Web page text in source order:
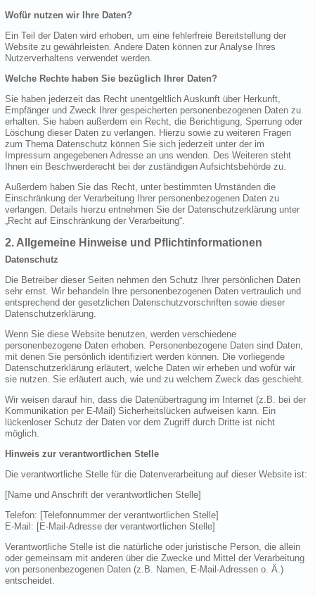
Wofür nutzen wir Ihre Daten?
Ein Teil der Daten wird erhoben, um eine fehlerfreie Bereitstellung der
Website zu gewährleisten. Andere Daten können zur Analyse Ihres
Nutzerverhaltens verwendet werden.
Welche Rechte haben Sie bezüglich Ihrer Daten?
Sie haben jederzeit das Recht unentgeltlich Auskunft über Herkunft,
Empfänger und Zweck Ihrer gespeicherten personenbezogenen Daten zu
erhalten. Sie haben außerdem ein Recht, die Berichtigung, Sperrung oder
Löschung dieser Daten zu verlangen. Hierzu sowie zu weiteren Fragen
zum Thema Datenschutz können Sie sich jederzeit unter der im
Impressum angegebenen Adresse an uns wenden. Des Weiteren steht
Ihnen ein Beschwerderecht bei der zuständigen Aufsichtsbehörde zu.
Außerdem haben Sie das Recht, unter bestimmten Umständen die
Einschränkung der Verarbeitung Ihrer personenbezogenen Daten zu
verlangen. Details hierzu entnehmen Sie der Datenschutzerklärung unter
„Recht auf Einschränkung der Verarbeitung“.
2. Allgemeine Hinweise und Pflichtinformationen
Datenschutz
Die Betreiber dieser Seiten nehmen den Schutz Ihrer persönlichen Daten
sehr ernst. Wir behandeln Ihre personenbezogenen Daten vertraulich und
entsprechend der gesetzlichen Datenschutzvorschriften sowie dieser
Datenschutzerklärung.
Wenn Sie diese Website benutzen, werden verschiedene
personenbezogene Daten erhoben. Personenbezogene Daten sind Daten,
mit denen Sie persönlich identifiziert werden können. Die vorliegende
Datenschutzerklärung erläutert, welche Daten wir erheben und wofür wir
sie nutzen. Sie erläutert auch, wie und zu welchem Zweck das geschieht.
Wir weisen darauf hin, dass die Datenübertragung im Internet (z.B. bei der
Kommunikation per E-Mail) Sicherheitslücken aufweisen kann. Ein
lückenloser Schutz der Daten vor dem Zugriff durch Dritte ist nicht
möglich.
Hinweis zur verantwortlichen Stelle
Die verantwortliche Stelle für die Datenverarbeitung auf dieser Website ist:
[Name und Anschrift der verantwortlichen Stelle]
Telefon: [Telefonnummer der verantwortlichen Stelle]
E-Mail: [E-Mail-Adresse der verantwortlichen Stelle]
Verantwortliche Stelle ist die natürliche oder juristische Person, die allein
oder gemeinsam mit anderen über die Zwecke und Mittel der Verarbeitung
von personenbezogenen Daten (z.B. Namen, E-Mail-Adressen o. Ä.)
entscheidet.